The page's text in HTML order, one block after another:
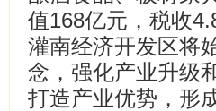
值168亿元，税收
灌南经济开发区将
念，强化产业升级
打造产业优势，形